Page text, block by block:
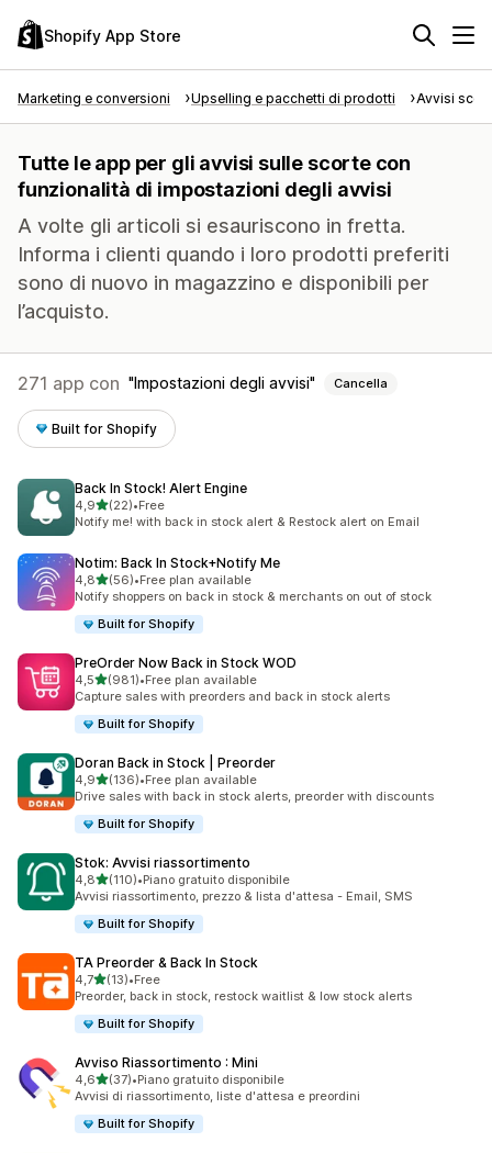
Shopify App Store
Marketing e conversioni Upselling e pacchetti di prodotti Avvisi
Tutte le app per gli avvisi sulle scorte con
funzionalità di impostazioni degli avvisi
A volte gli articoli si esauriscono in fretta.
Informa i clienti quando i loro prodotti preferiti
sono di nuovo in magazzino e disponibili per
l’acquisto.
271 app con Impostazioni degli avvisi Cancella
Built for Shopify
Back In Stock! Alert Engine
4,9stelle su 5
(22)
22 recensioni totali
•Free
Notify me! with back in stock alert & Restock alert on Email
Notim: Back In Stock+Notify Me
4,8stelle su 5
(56)
56 recensioni totali
•Free plan available
Notify shoppers on back in stock & merchants on out of stock
Built for Shopify
PreOrder Now Back in Stock WOD
4,5stelle su 5
(981)
981 recensioni totali
•Free plan available
Capture sales with preorders and back in stock alerts
Built for Shopify
Doran Back in Stock | Preorder
4,9stelle su 5
(136)
136 recensioni totali
•Free plan available
Drive sales with back in stock alerts, preorder with discounts
Built for Shopify
Stok: Avvisi riassortimento
4,8stelle su 5
(110)
110 recensioni totali
•Piano gratuito disponibile
Avvisi riassortimento, prezzo & lista d'attesa - Email, SMS
Built for Shopify
TA Preorder & Back In Stock
4,7stelle su 5
(13)
13 recensioni totali
•Free
Preorder, back in stock, restock waitlist & low stock alerts
Built for Shopify
Avviso Riassortimento : Mini
4,6stelle su 5
(37)
37 recensioni totali
•Piano gratuito disponibile
Avvisi di riassortimento, liste d'attesa e preordini
Built for Shopify